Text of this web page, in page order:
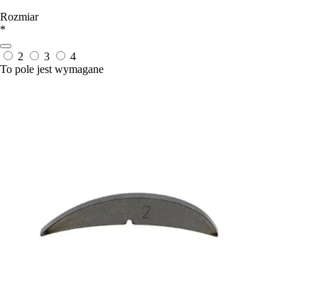
Rozmiar
*
2 3
4
To pole jest wymagane